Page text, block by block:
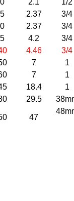
2.1
1/2
2.37
3/4
2.37
3/4
4.2
3/4
4.46
3/4
7
1
7
1
18.4
1
29.5
47